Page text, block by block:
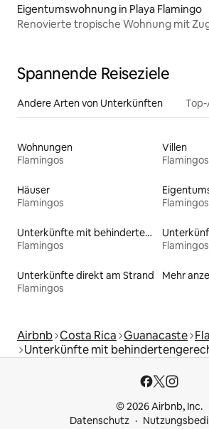
Eigentumswohnung in Playa Flamingo
Renovierte tropische Wohnung mit
Spannende Reiseziele
Andere Arten von Unterkünften
Wohnungen
Flamingos
Villen
Flamingos
Häuser
Flamingos
Flamingos
Unterkünfte mit behindertengerechtem Bett
Flamingos
Flamingos
Unterkünfte direkt am Strand
Flamingos
Mehr
Airbnb Costa Rica Guanacaste
Unterkünfte mit
© 2026 Airbnb, Inc.
Datenschutz